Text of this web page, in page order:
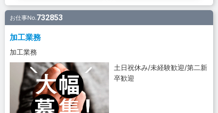
お仕事No.732853
加工業務
加工業務
土日祝休み/未経験歓迎/第二新
卒歓迎